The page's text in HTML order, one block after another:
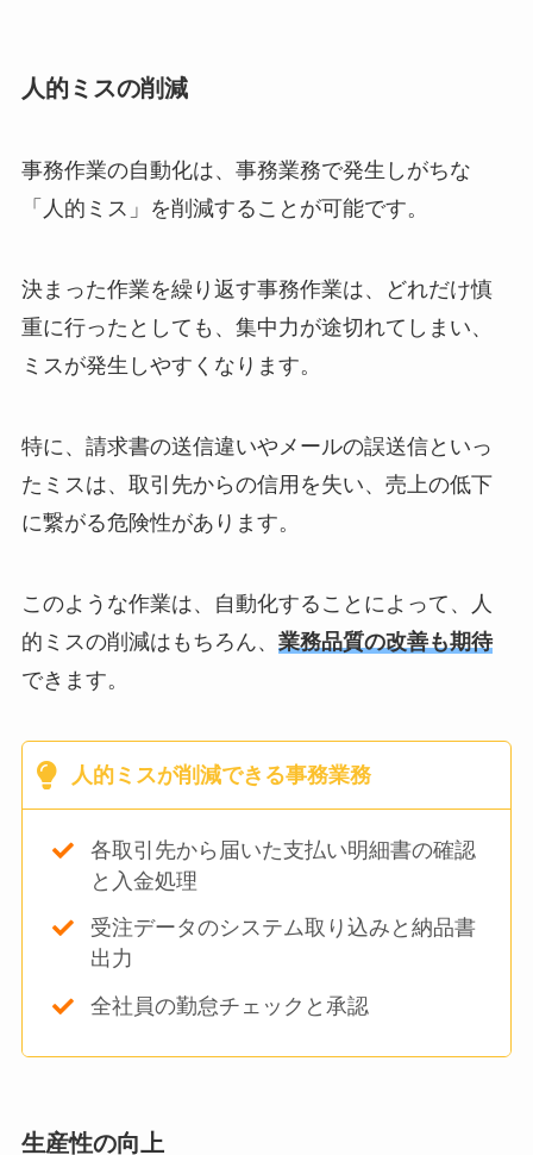
人的ミスの削減
事務作業の自動化は、事務業務で発生しがちな
「人的ミス」を削減することが可能です。
決まった作業を繰り返す事務作業は、どれだけ慎
重に行ったとしても、集中力が途切れてしまい、
ミスが発生しやすくなります。
特に、請求書の送信違いやメールの誤送信といっ
たミスは、取引先からの信用を失い、売上の低下
に繋がる危険性があります。
このような作業は、自動化することによって、人
的ミスの削減はもちろん、 業務品質の改善も期待
できます。
人的ミスが削減できる事務業務
各取引先から届いた支払い明細書の確認
と入金処理
受注データのシステム取り込みと納品書
出力
全社員の勤怠チェックと承認
生産性の向上